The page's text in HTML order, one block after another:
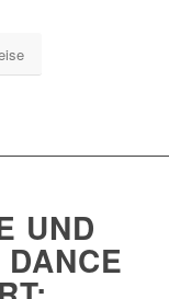
UND